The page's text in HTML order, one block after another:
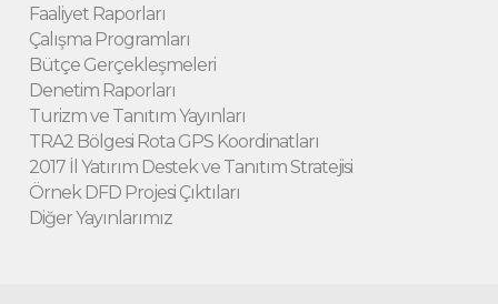
Faaliyet Raporları
Çalışma Programları
Bütçe Gerçekleşmeleri
Denetim Raporları
Turizm ve Tanıtım Yayınları
TRA2 Bölgesi Rota GPS Koordinatları
2017 İl Yatırım Destek ve Tanıtım Stratejisi
Örnek DFD Projesi Çıktıları
Diğer Yayınlarımız